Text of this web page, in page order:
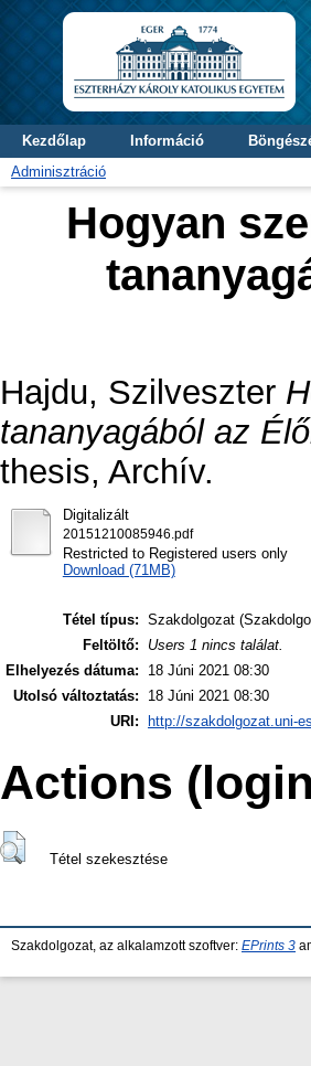
Kezdőlap Információ
Adminisztráció
Hogyan
Hajdu, Szilveszter
tananyagából az
thesis, Archív.
Digitalizált
20151210085946.pdf
Restricted to Registered users only
Download (71MB)
Tétel típus: Szakdolgozat
Feltöltő:
Users 1 nincs találat.
Elhelyezés dátuma:
18 Júni 2021 08:30
Utolsó változtatás:
18 Júni 2021 08:30
URI:
http://szakdolgozat.uni-
Actions
Tétel szekesztése
Szakdolgozat, az alkalamzott szoftver: EPrints 3